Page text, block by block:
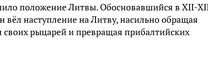
положение Литвы. Обосновавшийся в XII-
наступление на Литву, насильно обращая
своих рыцарей и превращая прибалтийских